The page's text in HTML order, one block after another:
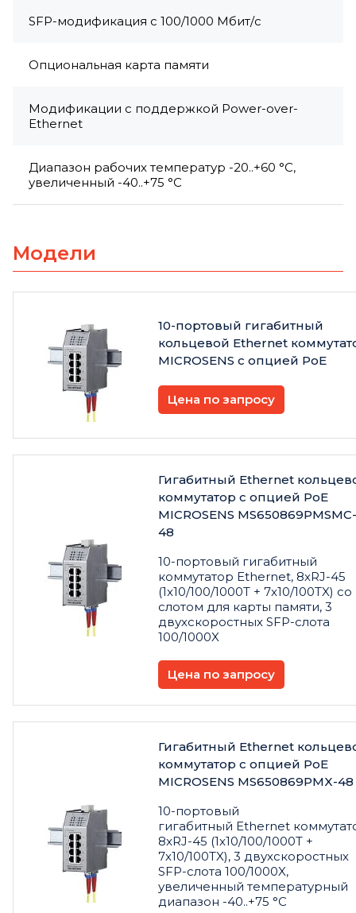
SFP-модификация с 100/1000 Мбит/с
Опциональная карта памяти
Модификации с поддержкой Power-over-
Ethernet
Диапазон рабочих температур -20..+60 °C,
увеличенный -40..+75 °C
Модели
10-портовый гигабитный
кольцевой Ethernet
MICROSENS с опцией PoE
Цена по запросу
Гигабитный Ethernet
коммутатор с опцией PoE
MICROSENS MS650869PMSMC-
48
10-портовый гигабитный
коммутатор Ethernet, 8xRJ-45
(1x10/100/1000T + 7x10/100TX) со
слотом для карты памяти, 3
двухскоростных SFP-слота
100/1000X
Цена по запросу
Гигабитный Ethernet
коммутатор с опцией PoE
MICROSENS MS650869PMX-48
10-портовый
гигабитный Ethernet
8xRJ-45 (1x10/100/1000T +
7x10/100TX), 3 двухскоростных
SFP-слота 100/1000X,
увеличенный температурный
диапазон -40..+75 °C